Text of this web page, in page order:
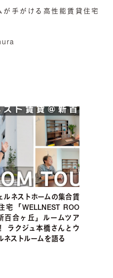
手がける高性能賃貸住宅
ルネストホームの集合賃
宅「WELLNEST ROO
百合ヶ丘」ルームツア
ラクジュ本橋さんとウ
ネストルームを語る